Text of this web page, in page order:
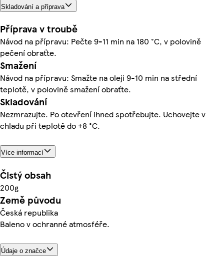
Skladování a příprava
Příprava v troubě
Návod na přípravu: Pečte 9-11 min na 180 °C, v polovině
pečení obraťte.
Smažení
Návod na přípravu: Smažte na oleji 9-10 min na střední
teplotě, v polovině smažení obraťte.
Skladování
Nezmrazujte. Po otevření ihned spotřebujte. Uchovejte v
chladu při teplotě do +8 °C.
Více informací
Čistý obsah
200g
Země původu
Česká republika
Baleno v ochranné atmosféře.
Údaje o značce